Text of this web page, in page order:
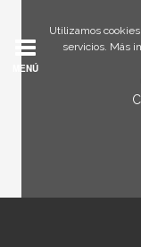
Utilizamos
servicios. Más
MENÚ